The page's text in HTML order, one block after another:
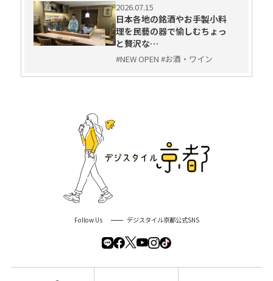
2026.07.15
日本各地の銘酒やお手製小料
理を民藝の器で愉しむちょっ
と贅沢な…
#NEW OPEN #お酒・ワイン
Follow Us デジスタイル京都公式SNS